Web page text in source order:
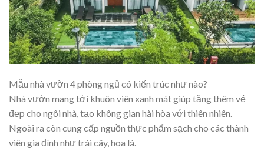
Mẫu nhà vườn 4 phòng ngủ có kiến trúc như nào?
Nhà vườn mang tới khuôn viên xanh mát giúp tăng thêm vẻ
đẹp cho ngôi nhà, tạo không gian hài hòa với thiên nhiên.
Ngoài ra còn cung cấp nguồn thực phẩm sạch cho các thành
viên gia đình như trái cây, hoa lá.